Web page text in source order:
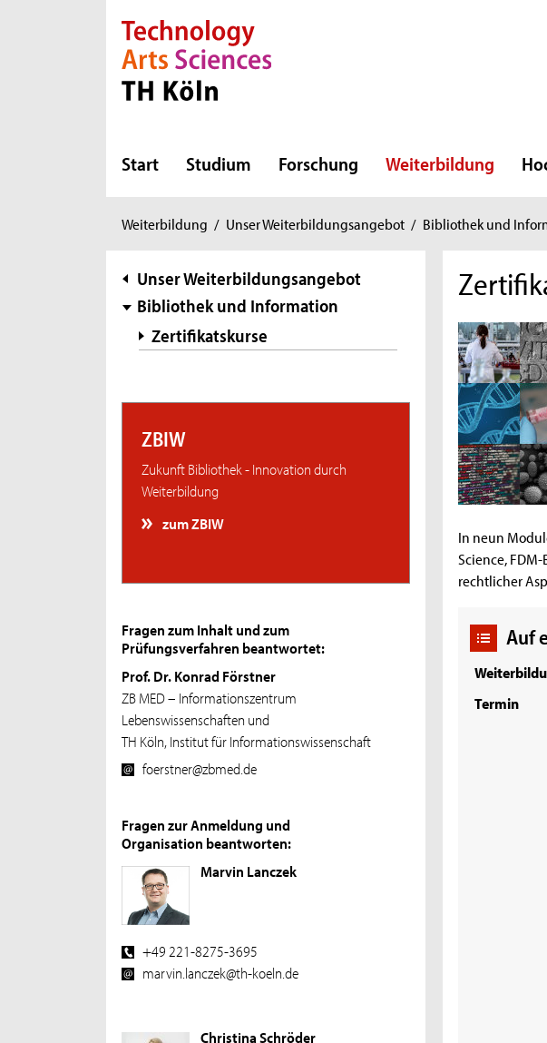
Direkt zur Hauptnavigation
Direkt zur Subnavigation
Direkt zum Inhalt
Direkt zum Fußbereich
Start Studium Forschung Weiterbildung
Sie
hier:
Weiterbildung / Unser Weiterbildungsangebot / Bibliothek und
Subnavigation
Unser Weiterbildungsangebot
Bibliothek und Information
Zertifikatskurse
ZBIW
Zukunft Bibliothek - Innovation durch
Weiterbildung
zum ZBIW
Fragen zum Inhalt und zum
Prüfungsverfahren beantwortet:
Prof. Dr. Konrad Förstner
ZB MED – Informationszentrum
Lebenswissenschaften und
TH Köln, Institut für Informationswissenschaft
foerstner@zbmed.de
Fragen zur Anmeldung und
Organisation beantworten:
Marvin Lanczek
+49 221-8275-3695
marvin.lanczek@th-koeln.de
Christina Schröder
In neun
Science,
rechtlicher
Auf
Termin